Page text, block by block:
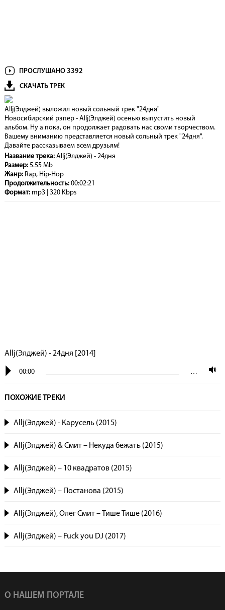
ПРОСЛУШАНО 3392
СКАЧАТЬ ТРЕК
Allj(Элджей) выложил новый сольный трек "24дня"
Новосибирский рэпер - Allj(Элджей) осенью выпустить новый
альбом. Ну а пока, он продолжает радовать нас своми творчеством.
Вашему вниманию представляется новый сольный трек "24дня".
Давайте рассказываем всем друзьям!
Название трека:Allj(Элджей) - 24дня
Размер:5.55 Mb
Жанр: Rap, Hip-Hop
Продолжительность:00:02:21
Формат:mp3 | 320 Kbps
Allj(Элджей) - 24дня [2014]
00:00 …
ПОХОЖИЕ ТРЕКИ
Allj(Элджей) - Карусель (2015)
Allj(Элджей) & Смит – Некуда бежать (2015)
Allj(Элджей) – 10 квадратов (2015)
Allj(Элджей) – Постанова (2015)
Allj(Элджей), Олег Смит – Тише Тише (2016)
Allj(Элджей) – Fuck you DJ (2017)
О НАШЕМ ПОРТАЛЕ